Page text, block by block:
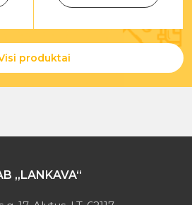
produktai
„LANKAVA“